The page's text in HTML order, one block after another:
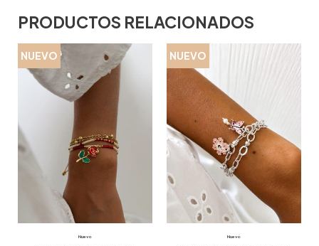
PRODUCTOS RELACIONADOS
NUEVO
Nuevo
NUEVO
Nuevo